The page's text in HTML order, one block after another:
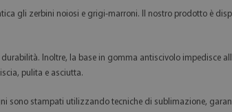
gli zerbini noiosi e grigi-marroni. Il nostro prodotto è
Inoltre, la base in gomma antiscivolo impedisce
pulita e asciutta.
sono stampati utilizzando tecniche di sublimazione,